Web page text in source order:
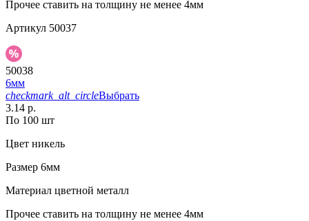
Прочее ставить на толщину не менее 4мм
Артикул 50037
50038
6мм
checkmark_alt_circleВыбрать
3.14 р.
По 100 шт
Цвет никель
Размер 6мм
Материал цветной металл
Прочее ставить на толщину не менее 4мм